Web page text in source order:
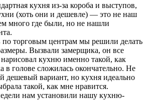
кухня из-за короба и выступов,
(хоть они и дешевле) — это не наш
много где были, но не нашли
по торговым центрам мы решили делать
Вызвали замерщика, он все
кухню именно такой, как
в голове сложилась окончательно. Не
дешевый вариант, но кухня идеально
такой, как мне нравится.
нам установили нашу кухню-